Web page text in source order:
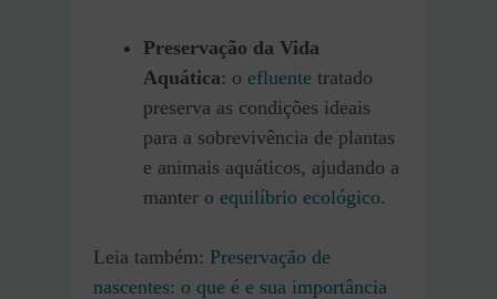
Preservação da Vida
Aquática: o efluente tratado
preserva as condições ideais
para a sobrevivência de plantas
e animais aquáticos, ajudando a
manter o equilíbrio ecológico.
Leia também: Preservação de
nascentes: o que é e sua importância